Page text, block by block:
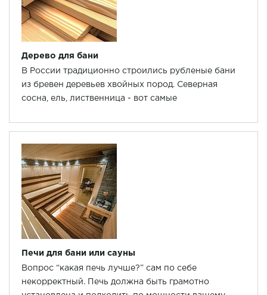
Дерево для бани
В России традиционно строились рубленые бани
из бревен деревьев хвойных пород. Северная
сосна, ель, лиственница - вот самые
Печи для бани или сауны
Вопрос “какая печь лучше?” сам по себе
некорректный. Печь должна быть грамотно